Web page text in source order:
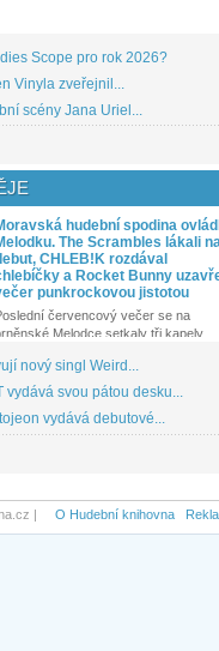
Scope pro rok 2026?
Vinyla zveřejnil...
scény Jana Uriel...
hudební spodina
The Scrambles lákali
CHLEB!K rozdával
a Rocket Bunny
punkrockovou jistotou
červencový večer se na
Melodce setkaly tři kapely...
nový singl Weird...
vydává svou pátou desku...
vydává debutové...
| O Hudební knihovna